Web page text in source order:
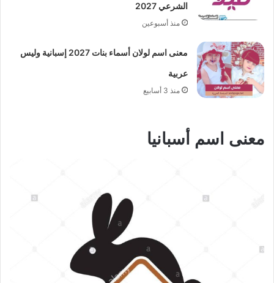
الشرعي 2027
منذ أسبوعين
معنى اسم لولان أسماء بنات 2027 إسبانية وليس
عربية
منذ 3 أسابيع
معنى اسم أسبانيا